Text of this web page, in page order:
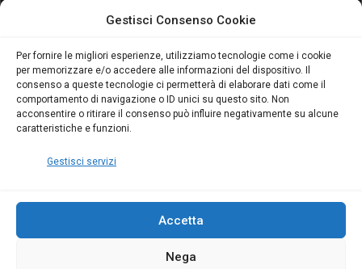
Gestisci Consenso Cookie
Per fornire le migliori esperienze, utilizziamo tecnologie come i cookie
per memorizzare e/o accedere alle informazioni del dispositivo. Il
consenso a queste tecnologie ci permetterà di elaborare dati come il
comportamento di navigazione o ID unici su questo sito. Non
acconsentire o ritirare il consenso può influire negativamente su alcune
caratteristiche e funzioni.
Gestisci servizi
Accetta
Nega
scopri il Corso Blumatica
scopri il Corso Blumatica
Blumaticasu
Coordinatore della
Sicurezza: cosa è
richiesto per abilitazione
e aggiornamento